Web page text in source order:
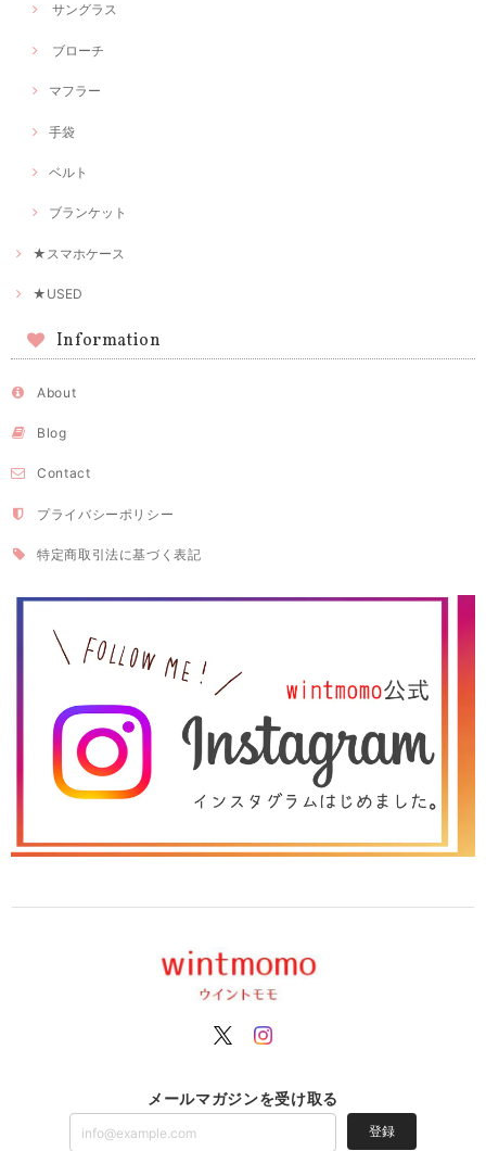
サングラス
ブローチ
マフラー
手袋
ベルト
ブランケット
★スマホケース
★USED
Information
About
Blog
Contact
プライバシーポリシー
特定商取引法に基づく表記
メールマガジンを受け取る
登録